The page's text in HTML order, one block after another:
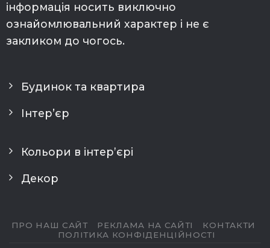
інформація носить виключно
ознайомлювальний характер і не є
закликом до чогось.
Будинок та квартира
Інтер’єр
Кольори в інтерʼєрі
Декор
ПРО НАШ САЙТ РЕКЛАМА НА САЙТІ
КОНТАКТИ
ПОЛІТИКА КОНФІДЕНЦІЙНОСТІ